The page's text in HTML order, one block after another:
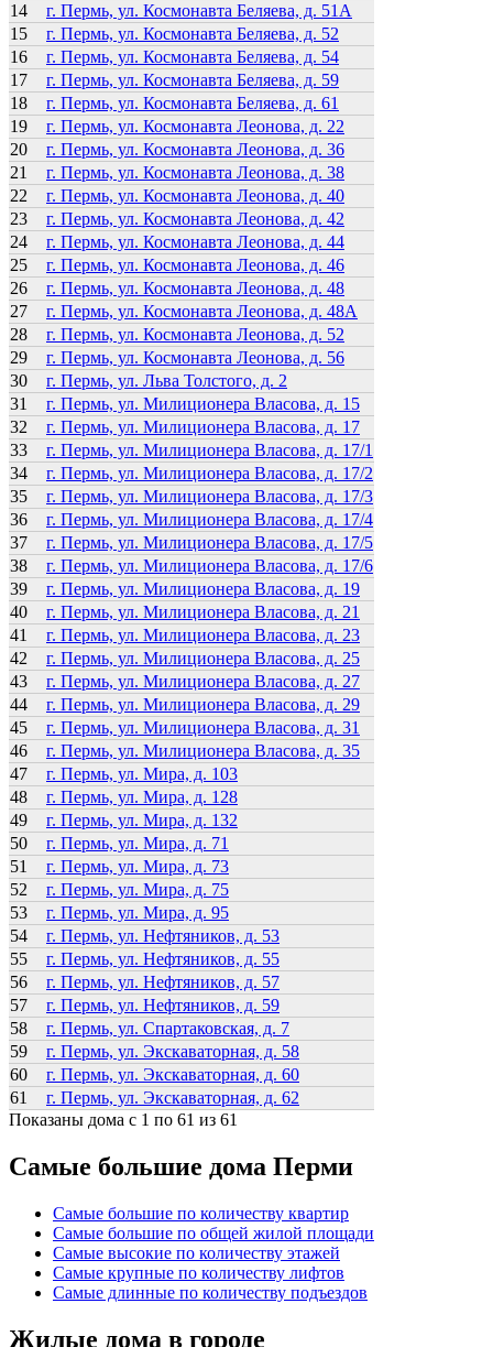
14
г. Пермь, ул. Космонавта Беляева, д. 51А
15
г. Пермь, ул. Космонавта Беляева, д. 52
16
г. Пермь, ул. Космонавта Беляева, д. 54
17
г. Пермь, ул. Космонавта Беляева, д. 59
18
г. Пермь, ул. Космонавта Беляева, д. 61
19
г. Пермь, ул. Космонавта Леонова, д. 22
20
г. Пермь, ул. Космонавта Леонова, д. 36
21
г. Пермь, ул. Космонавта Леонова, д. 38
22
г. Пермь, ул. Космонавта Леонова, д. 40
23
г. Пермь, ул. Космонавта Леонова, д. 42
24
г. Пермь, ул. Космонавта Леонова, д. 44
25
г. Пермь, ул. Космонавта Леонова, д. 46
26
г. Пермь, ул. Космонавта Леонова, д. 48
27
г. Пермь, ул. Космонавта Леонова, д. 48А
28
г. Пермь, ул. Космонавта Леонова, д. 52
29
г. Пермь, ул. Космонавта Леонова, д. 56
30
г. Пермь, ул. Льва Толстого, д. 2
31
г. Пермь, ул. Милиционера Власова, д. 15
32
г. Пермь, ул. Милиционера Власова, д. 17
33
г. Пермь, ул. Милиционера Власова, д. 17/1
34
г. Пермь, ул. Милиционера Власова, д. 17/2
35
г. Пермь, ул. Милиционера Власова, д. 17/3
36
г. Пермь, ул. Милиционера Власова, д. 17/4
37
г. Пермь, ул. Милиционера Власова, д. 17/5
38
г. Пермь, ул. Милиционера Власова, д. 17/6
39
г. Пермь, ул. Милиционера Власова, д. 19
40
г. Пермь, ул. Милиционера Власова, д. 21
41
г. Пермь, ул. Милиционера Власова, д. 23
42
г. Пермь, ул. Милиционера Власова, д. 25
43
г. Пермь, ул. Милиционера Власова, д. 27
44
г. Пермь, ул. Милиционера Власова, д. 29
45
г. Пермь, ул. Милиционера Власова, д. 31
46
г. Пермь, ул. Милиционера Власова, д. 35
47
г. Пермь, ул. Мира, д. 103
48
г. Пермь, ул. Мира, д. 128
49
г. Пермь, ул. Мира, д. 132
50
г. Пермь, ул. Мира, д. 71
51
г. Пермь, ул. Мира, д. 73
52
г. Пермь, ул. Мира, д. 75
53
г. Пермь, ул. Мира, д. 95
54
г. Пермь, ул. Нефтяников, д. 53
55
г. Пермь, ул. Нефтяников, д. 55
56
г. Пермь, ул. Нефтяников, д. 57
57
г. Пермь, ул. Нефтяников, д. 59
58
г. Пермь, ул. Спартаковская, д. 7
59
г. Пермь, ул. Экскаваторная, д. 58
60
г. Пермь, ул. Экскаваторная, д. 60
61
г. Пермь, ул. Экскаваторная, д. 62
Показаны дома с 1 по 61 из 61
Самые большие дома Перми
Самые большие по количеству квартир
Самые большие по общей жилой площади
Самые высокие по количеству этажей
Самые крупные по количеству лифтов
Самые длинные по количеству подъездов
Жилые дома в городе